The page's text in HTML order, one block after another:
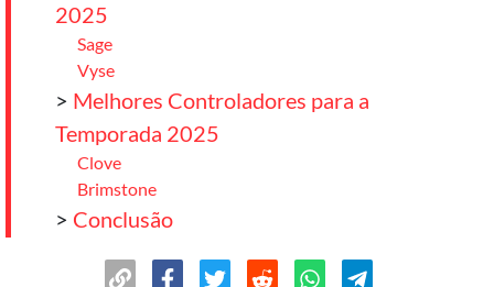
2025
Sage
Vyse
> Melhores Controladores para a
Temporada 2025
Clove
Brimstone
> Conclusão